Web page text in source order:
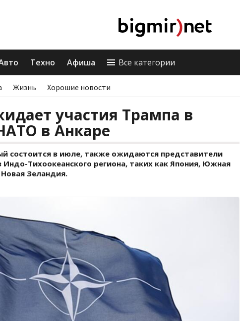
Техно Афиша Все категории
Жизнь Хорошие новости
участия Трампа в
в Анкаре
состоится в июле, также ожидаются представители
Индо-Тихоокеанского региона, таких как Япония, Южная
Зеландия.